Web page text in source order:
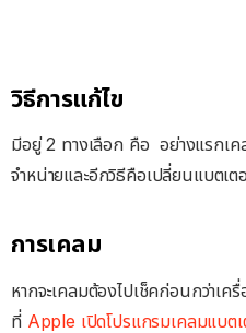
วิธีการแก้ไข
มีอยู่ 2 ทางเลือก คือ อย่างแรกเ
จำหน่ายและอีกวิธีคือเปลี่ยนแบตเต
การเคลม
หากจะเคลมต้องไปเช็คก่อนกว่าเค
ที่ Apple เปิดโปรแกรมเคลมแบต